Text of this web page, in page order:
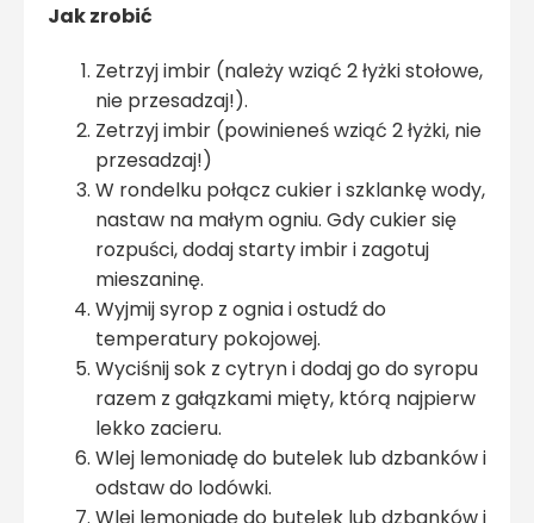
Jak zrobić
Zetrzyj imbir (należy wziąć 2 łyżki stołowe,
nie przesadzaj!).
Zetrzyj imbir (powinieneś wziąć 2 łyżki, nie
przesadzaj!)
W rondelku połącz cukier i szklankę wody,
nastaw na małym ogniu. Gdy cukier się
rozpuści, dodaj starty imbir i zagotuj
mieszaninę.
Wyjmij syrop z ognia i ostudź do
temperatury pokojowej.
Wyciśnij sok z cytryn i dodaj go do syropu
razem z gałązkami mięty, którą najpierw
lekko zacieru.
Wlej lemoniadę do butelek lub dzbanków i
odstaw do lodówki.
Wlej lemoniadę do butelek lub dzbanków i